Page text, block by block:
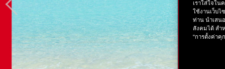
เราใส่ใจใน
ใช้งานเว็บไ
ท่าน นำเสน
สังคมได้ สำ
"การตั้งค่าคุ